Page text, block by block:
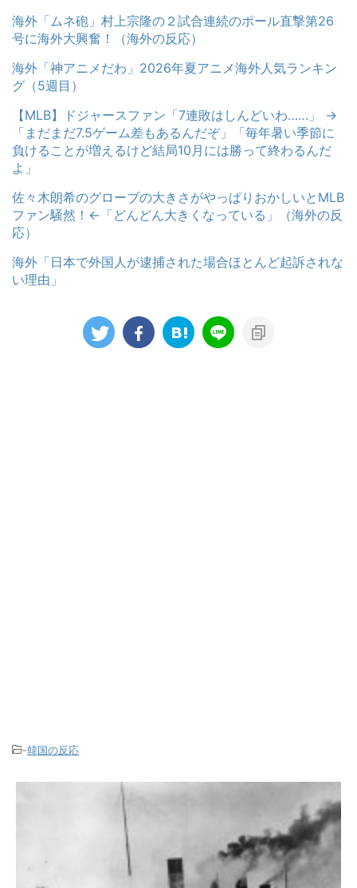
海外「ムネ砲」村上宗隆の２試合連続のポール直撃第26
号に海外大興奮！（海外の反応）
海外「神アニメだわ」2026年夏アニメ海外人気ランキン
グ（5週目）
【MLB】ドジャースファン「7連敗はしんどいわ……」 →
「まだまだ7.5ゲーム差もあるんだぞ」「毎年暑い季節に
負けることが増えるけど結局10月には勝って終わるんだ
よ」
佐々木朗希のグローブの大きさがやっぱりおかしいとMLB
ファン騒然！←「どんどん大きくなっている」（海外の反
応）
海外「日本で外国人が逮捕された場合ほとんど起訴されな
い理由」
-韓国の反応